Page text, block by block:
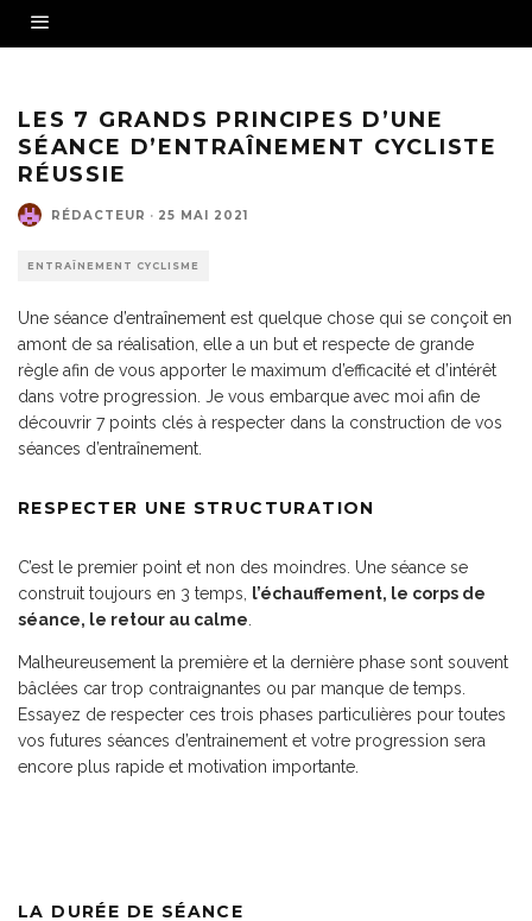
LES 7 GRANDS PRINCIPES D’UNE
SÉANCE D’ENTRAÎNEMENT CYCLISTE
RÉUSSIE
RÉDACTEUR · 25 MAI 2021
ENTRAÎNEMENT CYCLISME
Une séance d’entraînement est quelque chose qui se conçoit en
amont de sa réalisation, elle a un but et respecte de grande
règle afin de vous apporter le maximum d’efficacité et d’intérêt
dans votre progression. Je vous embarque avec moi afin de
découvrir 7 points clés à respecter dans la construction de vos
séances d’entraînement.
RESPECTER UNE STRUCTURATION
C’est le premier point et non des moindres. Une séance se
construit toujours en 3 temps,
l’échauffement, le corps de
séance, le retour au calme
Malheureusement la première et la dernière phase sont souvent
bâclées car trop contraignantes ou par manque de temps.
Essayez de respecter ces trois phases particulières pour toutes
vos futures séances d’entrainement et votre progression sera
encore plus rapide et motivation importante.
LA DURÉE DE SÉANCE